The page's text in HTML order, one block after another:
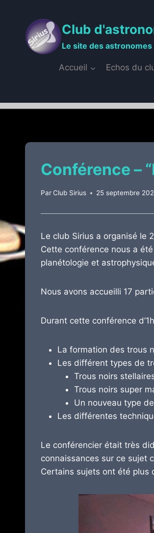
contenu
Club
Le site des
Accueil Echos du
Conférence –
ParClub Sirius 25 septembre
Le club Sirius a organisé le
Cette conférence nous a
planétologie et
Nous avons accueilli 17
Durant cette conférence
La formation des trous
Les différent types de
Trous noirs
Trous noirs super
Un nouveau type
Les différentes
Le conférencier était très
connaissances sur ce sujet
Certains sujets ont été plus